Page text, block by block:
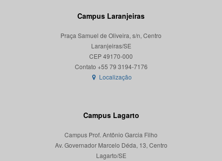
Campus Laranjeiras
Praça Samuel de Oliveira, s/n, Centro
Laranjeiras/SE
CEP 49170-000
Localização
Campus Lagarto
Campus Prof. Antônio Garcia Filho
Av. Governador Marcelo Déda, 13, Centro
Lagarto/SE